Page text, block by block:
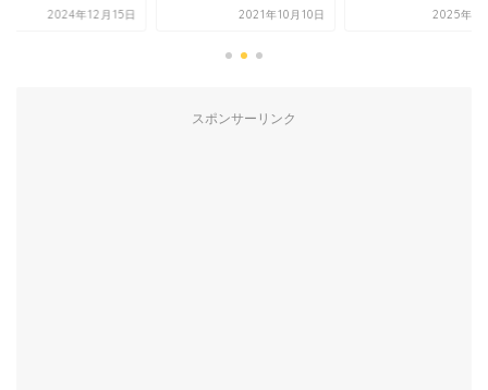
2024年12月15日 2021年10月10日 2025年3
スポンサーリンク